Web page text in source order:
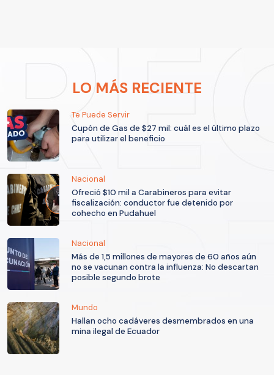
LO MÁS RECIENTE
Te Puede Servir
Cupón de Gas de $27 mil: cuál es el último plazo
para utilizar el beneficio
Nacional
Ofreció $10 mil a Carabineros para evitar
fiscalización: conductor fue detenido por
cohecho en Pudahuel
Nacional
Más de 1,5 millones de mayores de 60 años aún
no se vacunan contra la influenza: No descartan
posible segundo brote
Mundo
Hallan ocho cadáveres desmembrados en una
mina ilegal de Ecuador